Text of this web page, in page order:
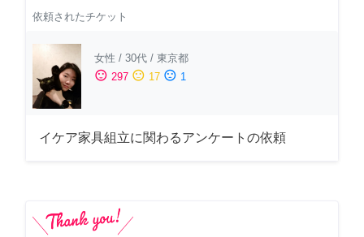
依頼されたチケット
女性 / 30代 / 東京都
sentiment_satisfied 297 sentiment_neutral 17 sentiment_dissatisfied 1
イケア家具組立に関わるアンケートの依頼